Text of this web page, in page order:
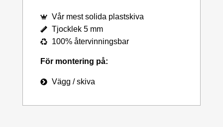
Vår mest solida plastskiva
Tjocklek 5 mm
100% återvinningsbar
För montering på:
Vägg / skiva